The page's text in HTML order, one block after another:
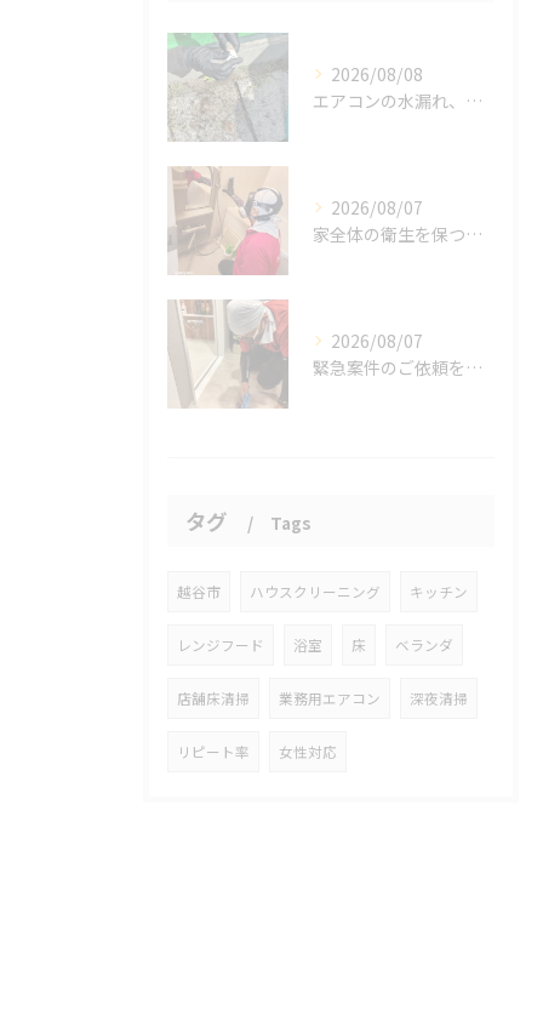
2026/08/08
エアコンの水漏れ、心配ですよね。
2026/08/07
家全体の衛生を保つ鍵。
2026/08/07
緊急案件のご依頼をいただきました。
タグ Tags
越谷市 ハウスクリーニング キッチン
レンジフード 浴室 床 ベランダ
店舗床清掃 業務用エアコン 深夜清掃
リピート率 女性対応